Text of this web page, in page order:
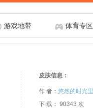
游戏地带 体育专区
皮肤信息：
作 者： 悠然的时光里
下 载： 90343 次